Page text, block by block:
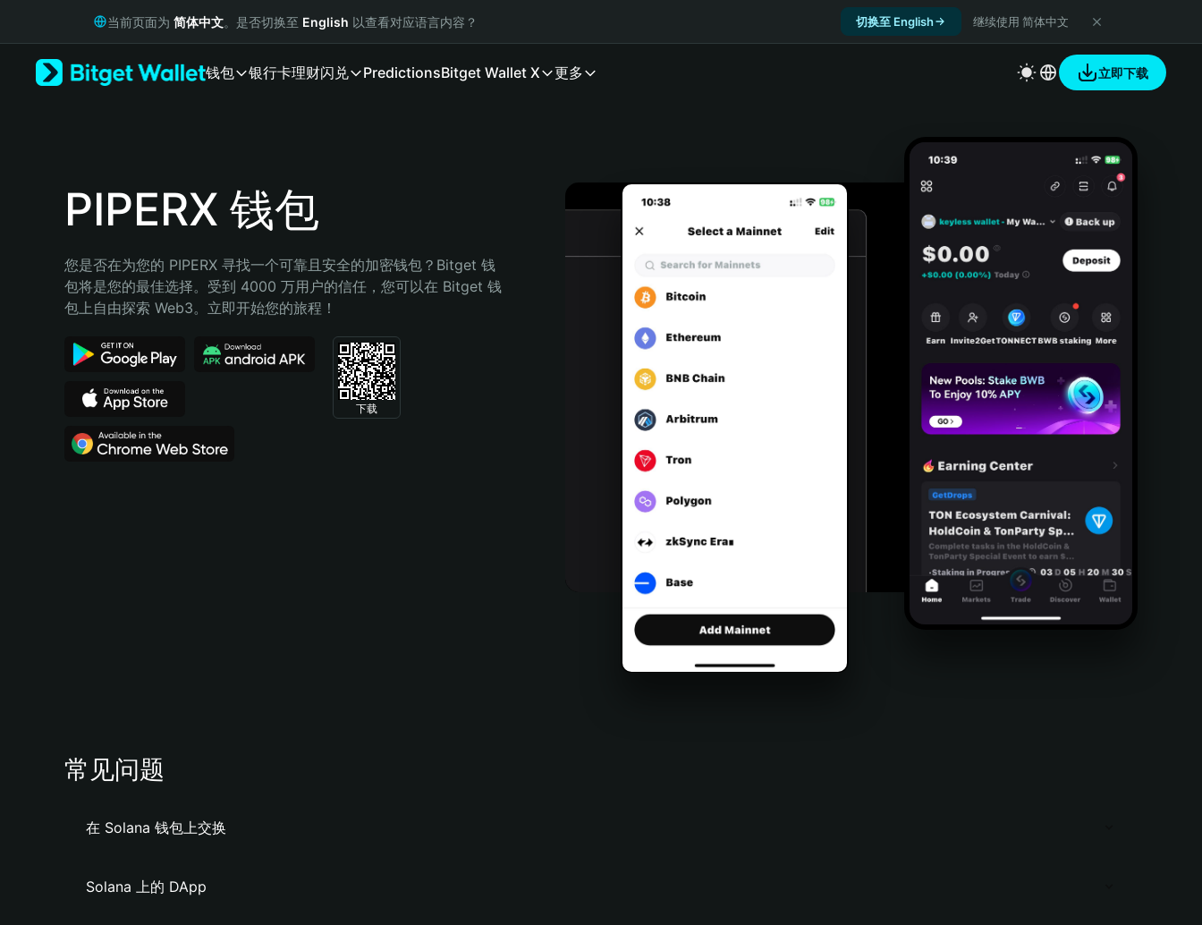
Русский
Bahasa Indonesia
Español (Argentina)
当前页面为 简体中文。是否切换至 English 以查看对应语言内容？ 切换至 English 继续使用 简体中文
钱包 银行卡理财闪兑 PredictionsBitget Wallet X 更多 立即下载
PIPERX 钱包
您是否在为您的 PIPERX 寻找一个可靠且安全的加密钱包？Bitget 钱
包将是您的最佳选择。受到 4000 万用户的信任，您可以在 Bitget 钱
包上自由探索 Web3。立即开始您的旅程！
下载
常见问题
在 Solana 钱包上交换
Solana 上的 DApp